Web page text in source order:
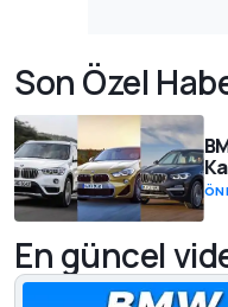
Son Özel
En güncel